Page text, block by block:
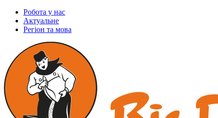
Робота у нас
Актуальне
Регіон та мова